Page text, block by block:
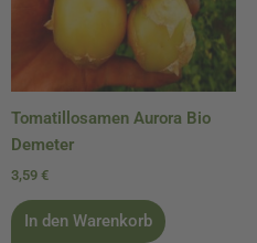
Tomatillosamen Aurora Bio
Demeter
3,59 €
In den Warenkorb